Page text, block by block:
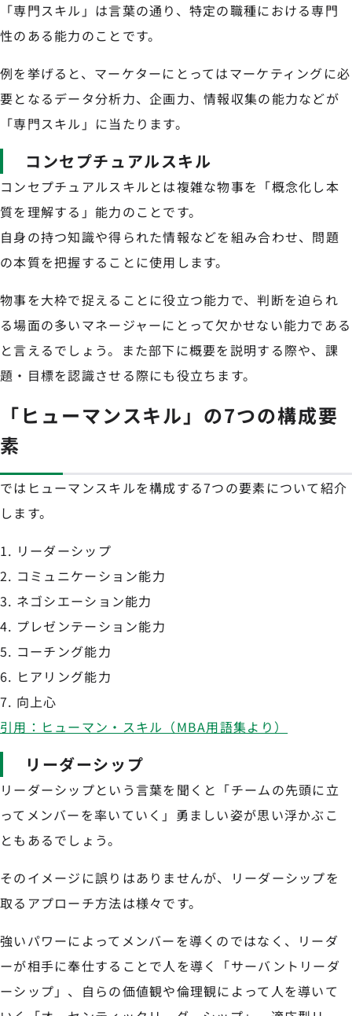
「専門スキル」は言葉の通り、特定の職種における専門
性のある能力のことです。
例を挙げると、マーケターにとってはマーケティングに必
要となるデータ分析力、企画力、情報収集の能力などが
「専門スキル」に当たります。
コンセプチュアルスキル
コンセプチュアルスキルとは複雑な物事を「概念化し本
質を理解する」能力のことです。
自身の持つ知識や得られた情報などを組み合わせ、問題
の本質を把握することに使用します。
物事を大枠で捉えることに役立つ能力で、判断を迫られ
る場面の多いマネージャーにとって欠かせない能力である
と言えるでしょう。また部下に概要を説明する際や、課
題・目標を認識させる際にも役立ちます。
「ヒューマンスキル」の7つの構成要
素
ではヒューマンスキルを構成する7つの要素について紹介
します。
リーダーシップ
コミュニケーション能力
ネゴシエーション能力
プレゼンテーション能力
コーチング能力
ヒアリング能力
向上心
引用：ヒューマン・スキル（MBA用語集より）
リーダーシップ
リーダーシップという言葉を聞くと「チームの先頭に立
ってメンバーを率いていく」勇ましい姿が思い浮かぶこ
ともあるでしょう。
そのイメージに誤りはありませんが、リーダーシップを
取るアプローチ方法は様々です。
強いパワーによってメンバーを導くのではなく、リーダ
ーが相手に奉仕することで人を導く「サーバントリーダ
ーシップ」、自らの価値観や倫理観によって人を導いて